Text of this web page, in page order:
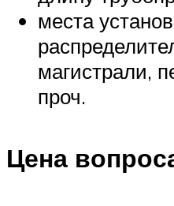
места
магистрали,
проч.
Цена